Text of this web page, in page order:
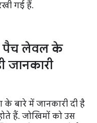
गई हैं.
पैच लेवल के
के बारे में जानकारी दी है
हैं. जोखिमों को उस